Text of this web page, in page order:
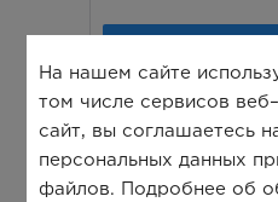
На нашем сайте
том числе сервисов
сайт, вы соглашаетесь
персональных данных
файлов. Подробнее об